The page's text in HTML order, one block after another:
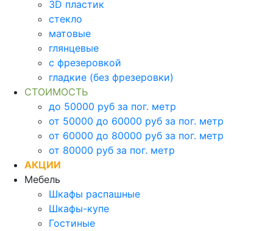
3D пластик
стекло
матовые
глянцевые
с фрезеровкой
гладкие (без фрезеровки)
СТОИМОСТЬ
до 50000 руб за пог. метр
от 50000 до 60000 руб за пог. метр
от 60000 до 80000 руб за пог. метр
от 80000 руб за пог. метр
АКЦИИ
Мебель
Шкафы распашные
Шкафы-купе
Гостиные